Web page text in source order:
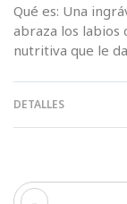
Qué es: Una
abraza los labios
nutritiva que le
DETALLES